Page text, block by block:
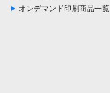
オンデマンド印刷商品一覧